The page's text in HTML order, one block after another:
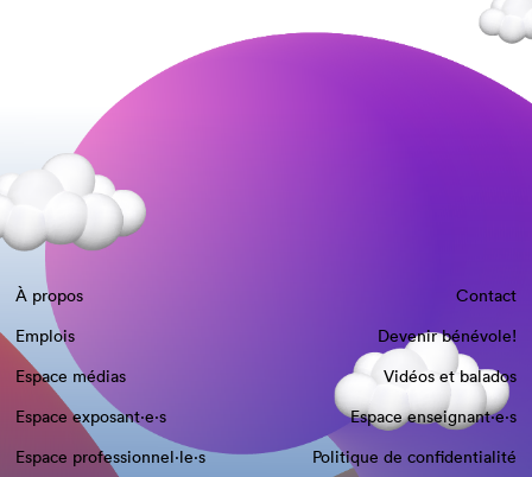
À propos
Contact
Emplois
Devenir bénévole!
Espace médias
Vidéos et balados
Espace exposant·e⋅s
Espace enseignant·e⋅s
Espace professionnel·le⋅s
Politique de confidentialité